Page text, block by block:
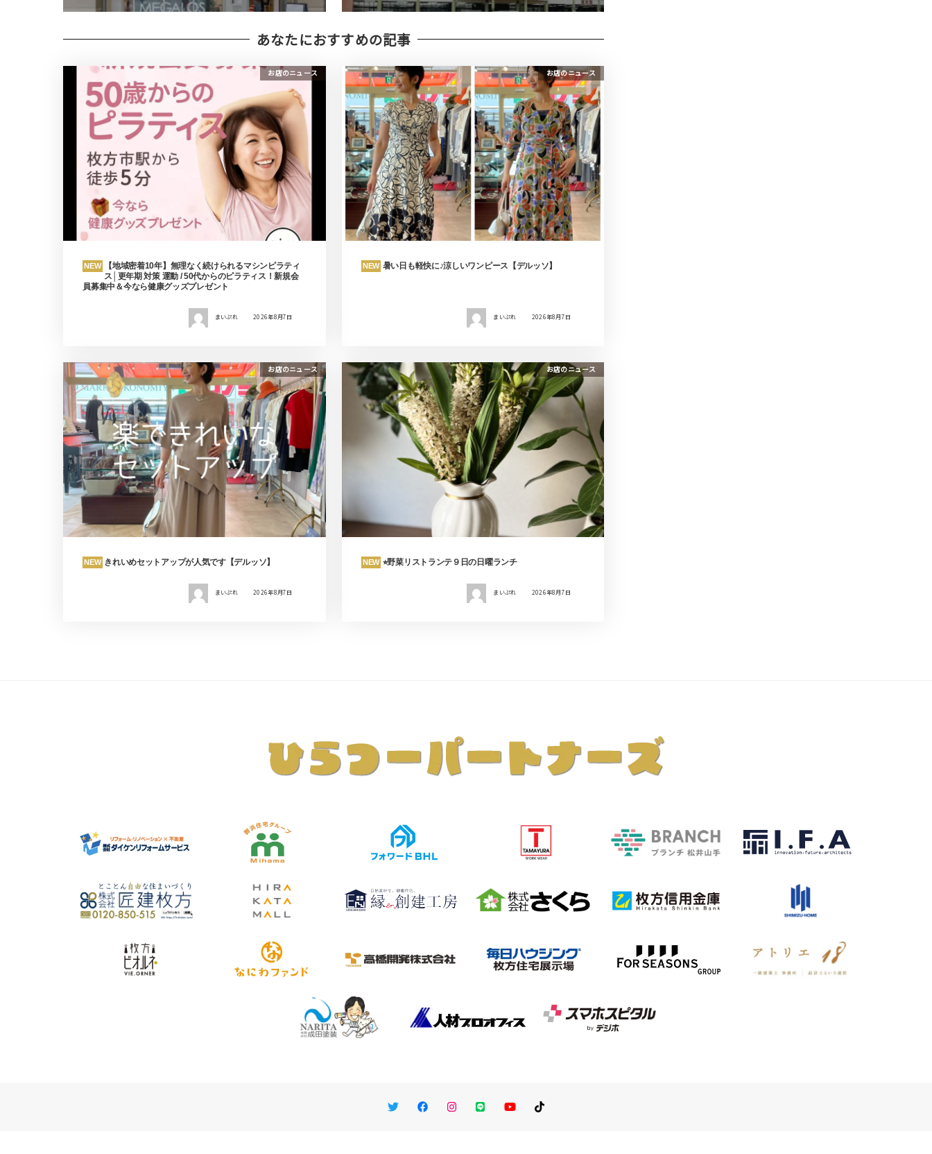
あなたにおすすめの記事
お店のニュース
NEW
【地域密着10年】無理なく続けられるマシンピラティ
ス│更年期 対策 運動 / 50代からのピラティス！新規会
員募集中＆今なら健康グッズプレゼント
まいぷれ 2026年8月7日
お店のニュース
NEW 暑い日も軽快に♪涼しいワンピース【デルッソ】
まいぷれ 2026年8月7日
お店のニュース
NEW きれいめセットアップが人気です【デルッソ】
まいぷれ 2026年8月7日
お店のニュース
NEW ⭐︎野菜リストランテ９日の日曜ランチ
まいぷれ 2026年8月7日
TwitterFacebookInstagram
LINE You TubeTikTok